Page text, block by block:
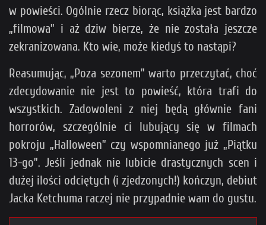
w powieści. Ogólnie rzecz biorąc, książka jest bardzo
„filmowa” i aż dziw bierze, że nie została jeszcze
zekranizowana. Kto wie, może kiedyś to nastąpi?
Reasumując, „Poza sezonem” warto przeczytać, choć
zdecydowanie nie jest to powieść, która trafi do
wszystkich. Zadowoleni z niej będą głównie fani
horrorów, szczególnie ci lubujący się w filmach
pokroju „Halloween” czy wspomnianego już „Piątku
13-go”. Jeśli jednak nie lubicie drastycznych scen i
dużej ilości odciętych (i zjedzonych!) kończyn, debiut
Jacka Ketchuma raczej nie przypadnie wam do gustu.